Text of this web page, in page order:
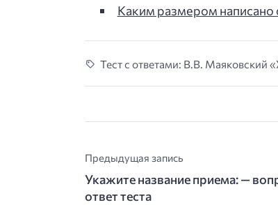
Каким размером написано
Тест с ответами: В.В. Маяковский
Предыдущая запись
Укажите название приема: —
ответ теста